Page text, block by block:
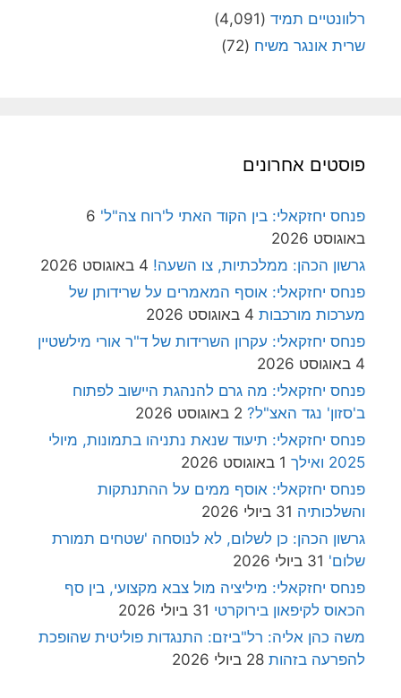
רלוונטיים תמיד (4,091)
שרית אונגר משיח (72)
פוסטים אחרונים
פנחס יחזקאלי: בין הקוד האתי ל'רוח צה"ל' 6
באוגוסט 2026
גרשון הכהן: ממלכתיות, צו השעה! 4 באוגוסט 2026
פנחס יחזקאלי: אוסף המאמרים על שרידותן של
מערכות מורכבות 4 באוגוסט 2026
פנחס יחזקאלי: עקרון השרידות של ד"ר אורי מילשטיין
4 באוגוסט 2026
פנחס יחזקאלי: מה גרם להנהגת היישוב לפתוח
ב'סזון' נגד האצ"ל? 2 באוגוסט 2026
פנחס יחזקאלי: תיעוד שנאת נתניהו בתמונות, מיולי
2025 ואילך
1 באוגוסט 2026
פנחס יחזקאלי: אוסף ממים על ההתנתקות
והשלכותיה 31 ביולי 2026
גרשון הכהן: כן לשלום, לא לנוסחה 'שטחים תמורת
שלום' 31 ביולי 2026
פנחס יחזקאלי: מיליציה מול צבא מקצועי, בין סף
הכאוס לקיפאון בירוקרטי 31 ביולי 2026
משה כהן אליה: רל"ביזם: התנגדות פוליטית שהופכת
להפרעה בזהות 28 ביולי 2026